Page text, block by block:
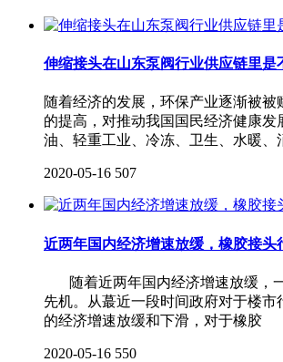
伸缩接头在山东泵阀行业供应链里是
随着经济的发展，环保产业逐渐被
的提高，对推动我国国民经济健康
油、轻重工业、冷冻、卫生、水暖、
2020-05-16 507
近两年国内经济增速放缓，橡胶接
随着近两年国内经济增速放缓，一
先机。从蕞近一段时间政府对于楼
的经济增速放缓和下滑，对于橡胶
2020-05-16 550